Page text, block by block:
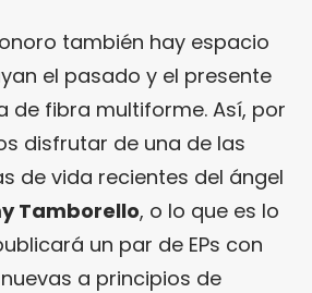
también hay espacio
el pasado y el presente
de fibra multiforme. Así, por
disfrutar de una de las
de vida recientes del ángel
Tamborello, o lo que es lo
un par de EPs con
a principios de